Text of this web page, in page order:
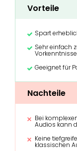
Vorteile
Spart
Sehr einfach
Geeignet für
Nachteile
Bei
Audios kann
Keine
klassischen